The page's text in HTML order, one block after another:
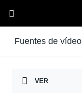
Fuentes de vídeo
VER